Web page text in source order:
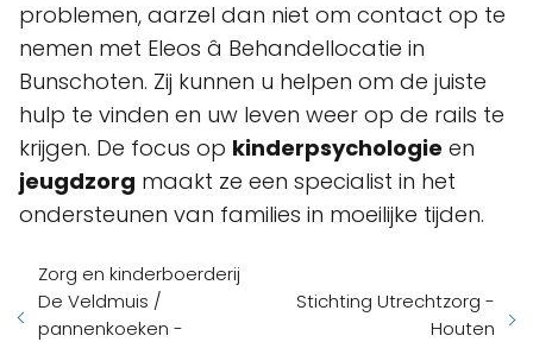
problemen, aarzel dan niet om contact op te
nemen met Eleos â Behandellocatie in
Bunschoten. Zij kunnen u helpen om de juiste
hulp te vinden en uw leven weer op de rails te
krijgen. De focus op kinderpsychologie en
jeugdzorg maakt ze een specialist in het
ondersteunen van families in moeilijke tijden.
Zorg en kinderboerderij
De Veldmuis /
pannenkoeken -
Stichting Utrechtzorg -
Houten